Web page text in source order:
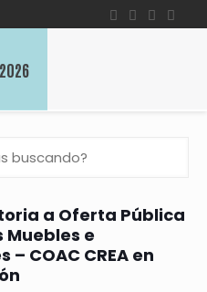
a Oferta Pública
Muebles e
– COAC CREA en